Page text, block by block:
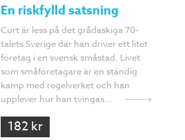
En riskfylld satsning
Curt är less på det grådaskiga 70-
talets Sverige där han driver ett litet
företag i en svensk småstad. Livet
som småföretagare är en ständig
kamp med regelverket och han
upplever hur han tvingas...
182 kr